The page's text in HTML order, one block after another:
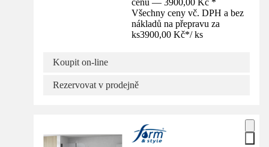
Všechny ceny vč. DPH a bez
nákladů na přepravu za
ks3900,00 Kč*/ ks
Koupit on-line
Rezervovat v prodejně